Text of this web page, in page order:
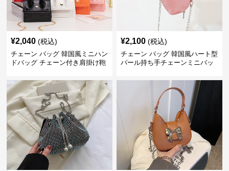
¥2,040 (税込)
チェーン バッグ 韓国風ミニハン
ドバッグ チェーン付き肩掛け鞄
¥2,100 (税込)
チェーン バッグ 韓国風ハート型
パール持ち手チェーンミニバッ